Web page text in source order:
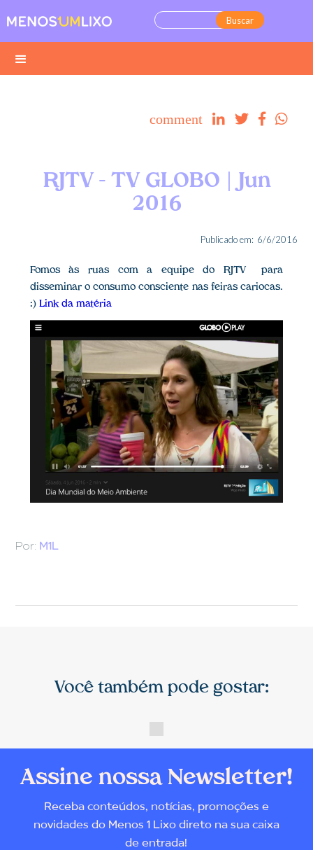
comment    
RJTV - TV GLOBO | Jun
2016
Publicado em: 6/6/2016
Fomos às ruas com a equipe do RJTV para
disseminar o consumo consciente nas feiras cariocas.
:) Link da matéria
M1L
Por:
Você também pode gostar:
Assine nossa Newsletter!
Receba conteúdos, notícias, promoções e
novidades do Menos 1 Lixo direto na sua caixa
de entrada!